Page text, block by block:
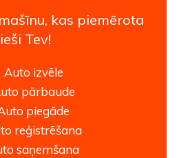
kas piemērota
Tev!
Auto izvēle
pārbaude
piegāde
reģistrēšana
saņemšana